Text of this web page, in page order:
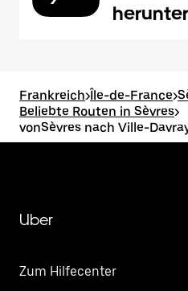
herunter
Frankreich>Île-de-France>
Beliebte Routen in Sèvres>
vonSèvres nach Ville-
Uber
Zum Hilfecenter